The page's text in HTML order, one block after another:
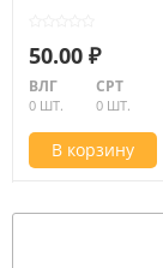
50.00 ₽
ВЛГ
0 ШТ.
СРТ
0 ШТ.
В корзину